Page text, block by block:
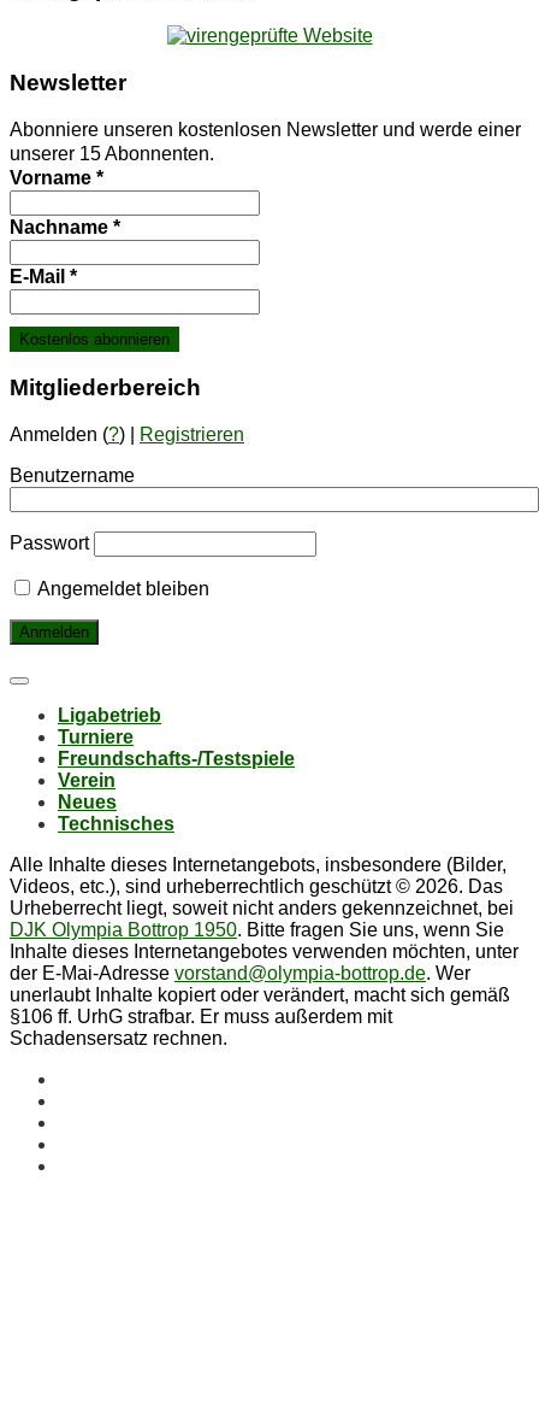
News­let­ter
Abonniere unseren kostenlosen Newsletter und werde einer
unserer 15 Abonnenten.
Vorname *
Nachname *
E-Mail *
Mit­glie­der­be­reich
Anmelden (?) |
Registrieren
Benutzername
Passwort
Angemeldet bleiben
Li­ga­be­trieb
Tur­nie­re
Freund­schafts-/Test­spie­le
Ver­ein
Neu­es
Tech­ni­sches
Alle Inhalte dieses Internetangebots, insbesondere (Bilder,
Videos, etc.), sind urheberrechtlich geschützt © 2026. Das
Urheberrecht liegt, soweit nicht anders gekennzeichnet, bei
DJK Olympia Bottrop 1950. Bitte fragen Sie uns, wenn Sie
Inhalte dieses Internetangebotes verwenden möchten, unter
der E-Mai-Adresse vorstand@olympia-bottrop.de. Wer
unerlaubt Inhalte kopiert oder verändert, macht sich gemäß
§106 ff. UrhG strafbar. Er muss außerdem mit
Schadensersatz rechnen.